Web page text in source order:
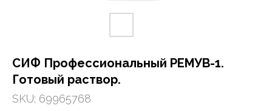
СИФ Профессиональный РЕМУВ-1.
Готовый раствор.
SKU: 69965768